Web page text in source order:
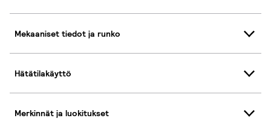
Mekaaniset tiedot ja runko
Hätätilakäyttö
Merkinnät ja luokitukset